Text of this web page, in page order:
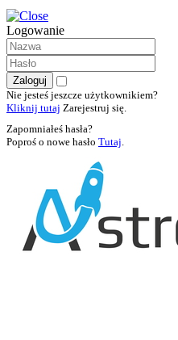
Logowanie
Nie jesteś jeszcze użytkownikiem?
Kliknij tutaj Zarejestruj się.
Zapomniałeś hasła?
Poproś o nowe hasło Tutaj.